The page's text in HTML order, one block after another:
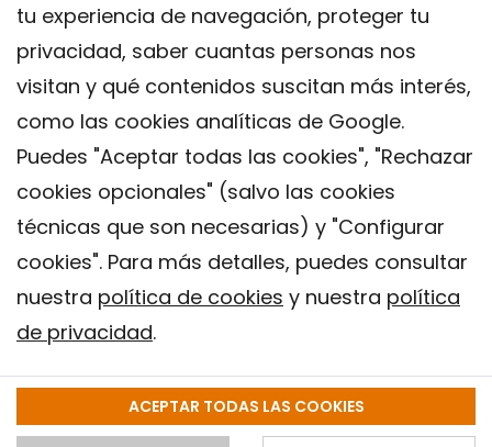
tu experiencia de navegación, proteger tu
privacidad, saber cuantas personas nos
visitan y qué contenidos suscitan más interés,
como las cookies analíticas de Google.
Puedes "Aceptar todas las cookies", "Rechazar
cookies opcionales" (salvo las cookies
técnicas que son necesarias) y "Configurar
cookies". Para más detalles, puedes consultar
nuestra política de cookies y nuestra política
de privacidad.
ACEPTAR TODAS LAS COOKIES
Contacto
Política de privacidad
Política de Cookies
Instituto de Salud Global de Barcelona (ISGlobal), 2018.